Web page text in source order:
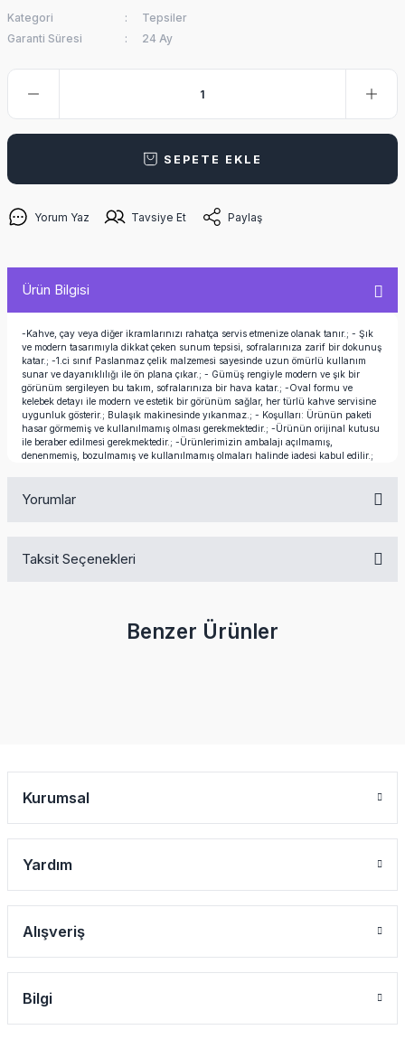
Kategori
Tepsiler
Garanti Süresi
24 Ay
SEPETE EKLE
Yorum Yaz Tavsiye Et Paylaş
Ürün Bilgisi
-Kahve, çay veya diğer ikramlarınızı rahatça servis etmenize olanak tanır.; - Şık
ve modern tasarımıyla dikkat çeken sunum tepsisi, sofralarınıza zarif bir dokunuş
katar.; -1.ci sınıf Paslanmaz çelik malzemesi sayesinde uzun ömürlü kullanım
sunar ve dayanıklılığı ile ön plana çıkar.; - Gümüş rengiyle modern ve şık bir
görünüm sergileyen bu takım, sofralarınıza bir hava katar.; -Oval formu ve
kelebek detayı ile modern ve estetik bir görünüm sağlar, her türlü kahve servisine
uygunluk gösterir.; Bulaşık makinesinde yıkanmaz.; - Koşulları: Ürünün paketi
hasar görmemiş ve kullanılmamış olması gerekmektedir.; -Ürünün orijinal kutusu
ile beraber edilmesi gerekmektedir.; -Ürünlerimizin ambalajı açılmamış,
denenmemiş, bozulmamış ve kullanılmamış olmaları halinde iadesi kabul edilir.;
Yorumlar
Yorum Yaz
Taksit Seçenekleri
Benzer Ürünler
Kurumsal
Yardım
Alışveriş
Bilgi